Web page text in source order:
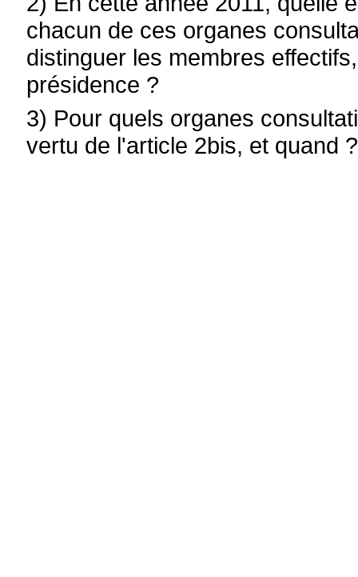
chacun de ces organes
distinguer les membres
présidence ?
3) Pour quels organes
vertu de l'article 2bis, et quand ?